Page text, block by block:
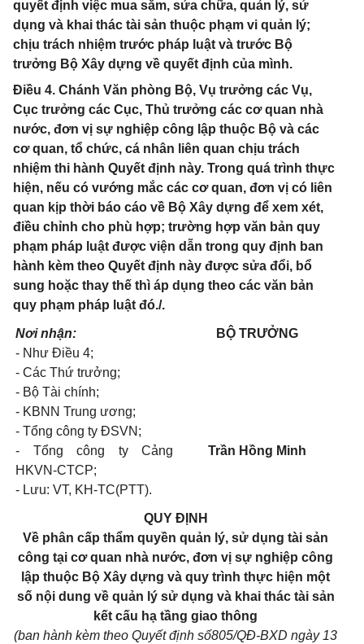
quyết định việc mua sắm, sửa chữa, quản lý, sử
dụng và khai thác tài sản thuộc phạm vi quản lý;
chịu trách nhiệm trước pháp luật và trước Bộ
trưởng Bộ Xây dựng về quyết định của mình.
Điều 4. Chánh Văn phòng Bộ, Vụ trưởng các Vụ,
Cục trưởng các Cục, Thủ trưởng các cơ quan nhà
nước, đơn vị sự nghiệp công lập thuộc Bộ và các
cơ quan, tổ chức, cá nhân liên quan chịu trách
nhiệm thi hành Quyết định này. Trong quá trình thực
hiện, nếu có vướng mắc các cơ quan, đơn vị có liên
quan kịp thời báo cáo về Bộ Xây dựng để xem xét,
điều chỉnh cho phù hợp; trường hợp văn bản quy
phạm pháp luật được viện dẫn trong quy định ban
hành kèm theo Quyết định này được sửa đổi, bổ
sung hoặc thay thế thì áp dụng theo các văn bản
quy phạm pháp luật đó./.
Nơi nhận:
- Như Điều 4;
- Các Thứ trưởng;
- Bộ Tài chính;
- KBNN Trung ương;
- Tổng công ty ĐSVN;
- Tổng công ty Cảng
HKVN-CTCP;
- Lưu: VT, KH-TC(PTT).
BỘ TRƯỞNG
Trần Hồng Minh
QUY ĐỊNH
Về phân cấp thẩm quyền quản lý, sử dụng tài sản
công tại cơ quan nhà nước, đơn vị sự nghiệp công
lập thuộc Bộ Xây dựng và quy trình thực hiện một
số nội dung về quản lý sử dụng và khai thác tài sản
kết cấu hạ tầng giao thông
(ban hành kèm theo Quyết định số805/QĐ-BXD ngày 13